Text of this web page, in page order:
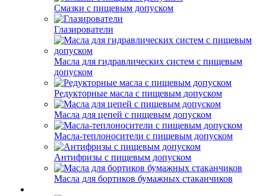
Смазки с пищевым допуском
Глазирователи
Масла для гидравлических систем с пищевым
допуском
Редукторные масла с пищевым допуском
Масла для цепей с пищевым допуском
Масла-теплоносители с пищевым допуском
Антифризы с пищевым допуском
Масла для бортиков бумажных стаканчиков